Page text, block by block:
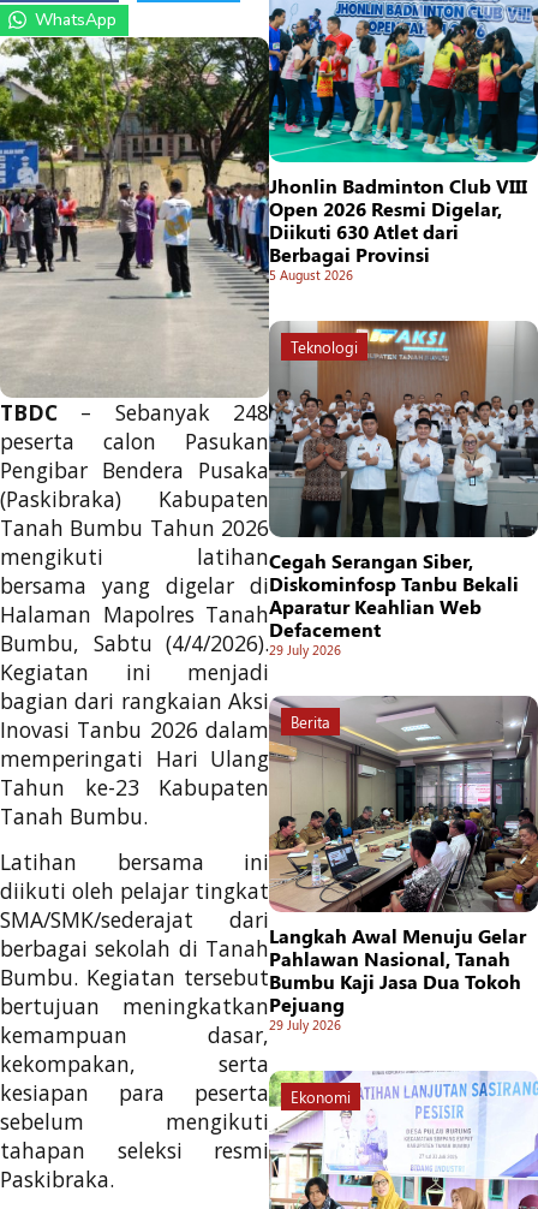
WhatsApp
TBDC – Sebanyak 248
peserta calon Pasukan
Pengibar Bendera Pusaka
(Paskibraka) Kabupaten
Tanah Bumbu Tahun 2026
mengikuti latihan
bersama yang digelar di
Halaman Mapolres Tanah
Bumbu, Sabtu (4/4/2026).
Kegiatan ini menjadi
bagian dari rangkaian Aksi
Inovasi Tanbu 2026 dalam
memperingati Hari Ulang
Tahun ke-23 Kabupaten
Tanah Bumbu.
Latihan bersama ini
diikuti oleh pelajar tingkat
SMA/SMK/sederajat dari
berbagai sekolah di Tanah
Bumbu. Kegiatan tersebut
bertujuan meningkatkan
kemampuan dasar,
kekompakan, serta
kesiapan para peserta
sebelum mengikuti
tahapan seleksi resmi
Paskibraka.
Jhonlin Badminton Club VIII
Open 2026 Resmi Digelar,
Diikuti 630 Atlet dari
Berbagai Provinsi
5 August 2026
Teknologi
Cegah Serangan Siber,
Diskominfosp Tanbu Bekali
Aparatur Keahlian Web
Defacement
29 July 2026
Berita
Langkah Awal Menuju Gelar
Pahlawan Nasional, Tanah
Bumbu Kaji Jasa Dua Tokoh
Pejuang
29 July 2026
Ekonomi